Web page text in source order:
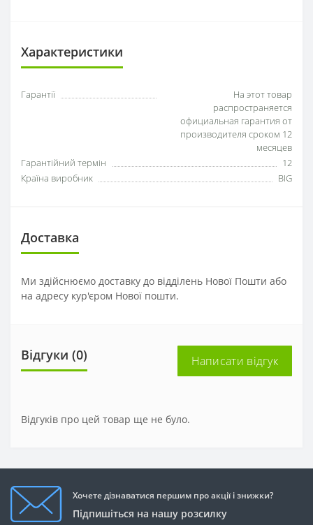
Характеристики
Гарантії
На этот товар
распространяется
официальная гарантия от
производителя сроком 12
месяцев
Гарантійний термін
12
Країна виробник
BIG
Доставка
Ми здійснюємо доставку до відділень Нової Пошти або
на адресу кур'єром Нової пошти.
Відгуки (0) Написати відгук
Відгуків про цей товар ще не було.
Хочете дізнаватися першим про акції і знижки?
Підпишіться на нашу розсилку